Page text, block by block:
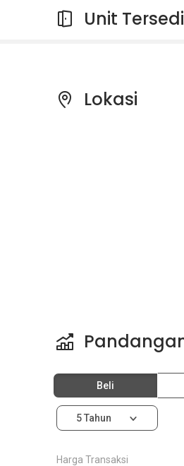
Unit
Lokasi
Beli
5 Tahun
Harga Transaksi